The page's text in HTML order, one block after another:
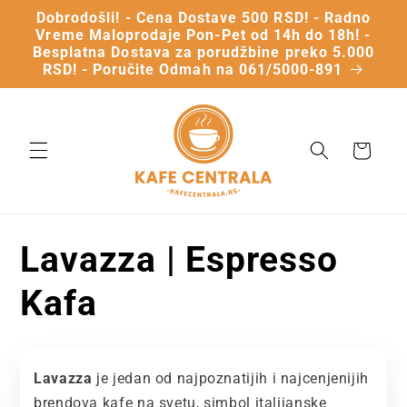
Dobrodošli! - Cena Dostave 500 RSD! - Radno
Vreme Maloprodaje Pon-Pet od 14h do 18h! -
Besplatna Dostava za porudžbine preko 5.000
RSD! - Poručite Odmah na 061/5000-891
Korpa
K
a
e
Lavazza | Espresso
Kafa
Lavazza je jedan od najpoznatijih i najcenjenijih
brendova kafe na svetu, simbol italijanske